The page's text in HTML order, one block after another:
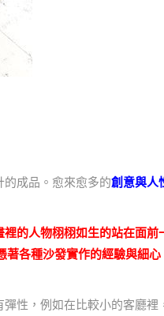
成品。愈來愈多的創意與人
的人物栩栩如生的站在面
各種沙發實作的經驗與細
性，例如在比較小的客廳裡